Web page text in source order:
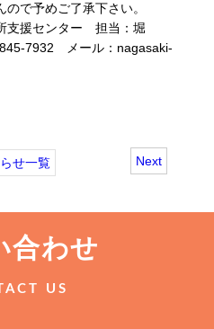
で予めご了承下さい。
支援センター 担当：堀
7932 メール：nagasaki-
Next
せ一覧
合わせ
US